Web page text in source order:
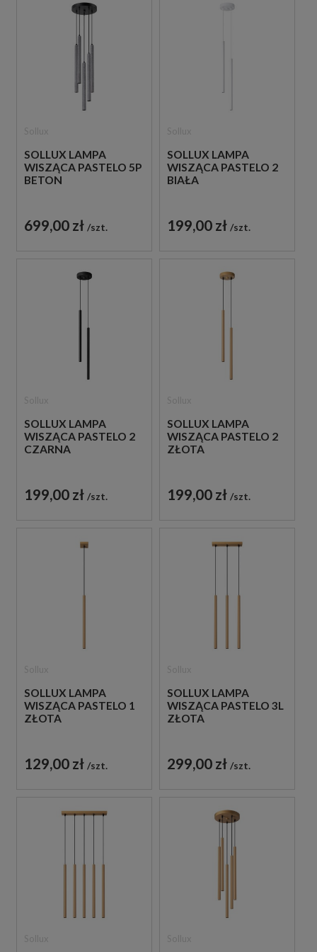
SOLLUX LAMPA
WISZĄCA PASTELO 5P
BETON
699,00 zł szt.
SOLLUX LAMPA
WISZĄCA PASTELO 2
BIAŁA
199,00 zł szt.
SOLLUX LAMPA
WISZĄCA PASTELO 2
CZARNA
199,00 zł szt.
SOLLUX LAMPA
WISZĄCA PASTELO 2
ZŁOTA
199,00 zł szt.
SOLLUX LAMPA
WISZĄCA PASTELO 1
ZŁOTA
129,00 zł szt.
SOLLUX LAMPA
WISZĄCA PASTELO 3L
ZŁOTA
299,00 zł szt.